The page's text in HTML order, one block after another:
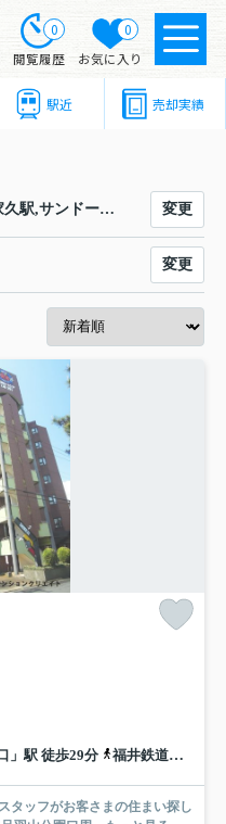
0
閲覧履歴
0
お気に入り
駅近 売却実績
武生駅,北府駅,スポーツ公園駅,家久駅,サンドーム西駅,西鯖江駅,西山公園駅,水落駅,神明駅,鳥羽中駅,三十八社駅,泰澄の里駅,浅水駅,ハーモニーホール駅,清明駅,江端駅,ベル前駅,花堂駅,赤十字前駅,商工会議所前駅,足羽山公園口駅,福井城址大名町駅,福井駅,仁愛女子高校駅,田原町駅 変更
変更
」駅 徒歩29分
福井鉄道市内軌道線「商工会議所前」駅 徒歩33分
タッフがお客さまの住まい探し